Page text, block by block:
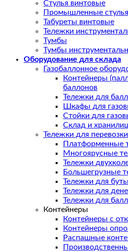
Стулья винтовые
Промышленные стулья
Табуреты винтовые
Тележки
Тумбы
Тумбы
Оборудование для склада
Газобаллонное
Контейнеры
баллонов
Тележки для
Шкафы для
Стойки для
Склад и
Тележки для
Платформенные
Многоярусные
Тележки
Большегрузные
Тележки для
Тележки для
Тележки для
Контейнеры
Контейнеры с
Контейнеры
Распашные